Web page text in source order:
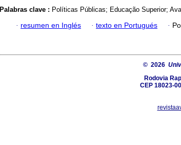
Palabras clave : Políticas Públicas; Educação Superior;
· resumen en Inglés · texto en Portugués ·
© 2026
Rodovia
CEP 18023-